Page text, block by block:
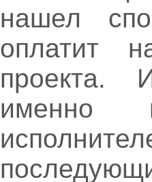
нашел
оплатит
проекта.
именно